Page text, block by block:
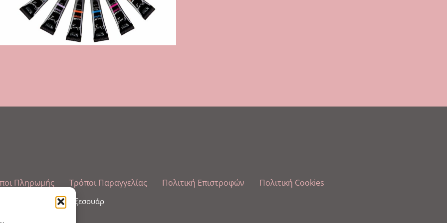
Πληρωμής Τρόποι Παραγγελίας Πολιτική Επιστροφών Πολιτική Cookies
άκρων και αξεσουάρ